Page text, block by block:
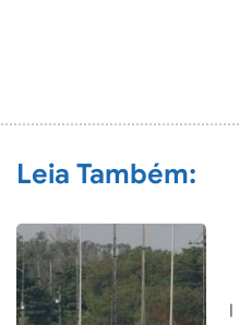
Leia Também:
|